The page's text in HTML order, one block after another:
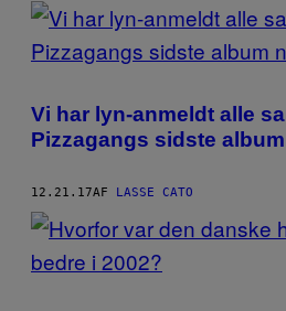
POSTS
BY
THIS
AUTHOR
Vi har lyn-anmeldt alle
Pizzagangs sidste
12.21.17AF LASSE CATO